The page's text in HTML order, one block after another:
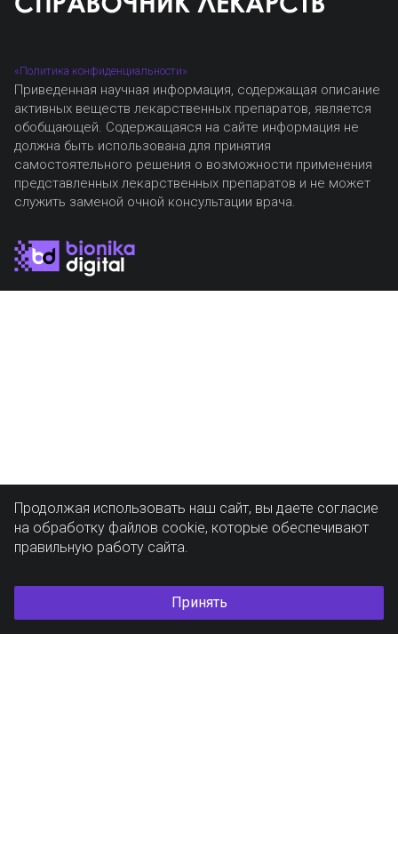
«Политика конфиденциальности»
Приведенная научная информация, содержащая описание
активных веществ лекарственных препаратов, является
обобщающей. Содержащаяся на сайте информация не
должна быть использована для принятия
самостоятельного решения о возможности применения
представленных лекарственных препаратов и не может
служить заменой очной консультации врача.
Продолжая использовать наш сайт, вы даете согласие
на обработку файлов cookie, которые обеспечивают
правильную работу сайта.
Принять